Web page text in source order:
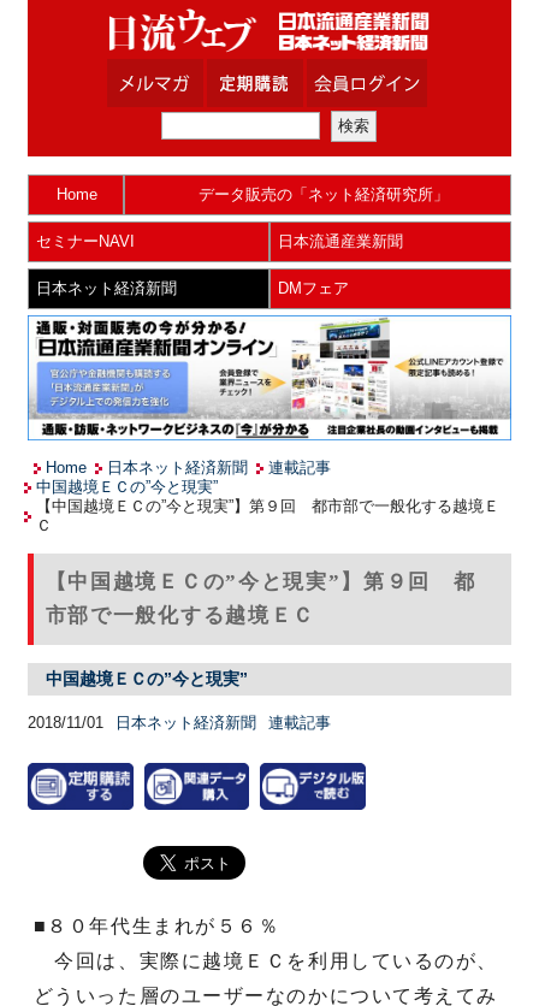
Home データ販売の「ネット経済研究所」
セミナーNAVI 日本流通産業新聞
日本ネット経済新聞 DMフェア
Home 日本ネット経済新聞
連載記事
中国越境ＥＣの”今と現実”
【中国越境ＥＣの”今と現実”】第９回 都市部で一般化する越境Ｅ
Ｃ
【中国越境ＥＣの”今と現実”】第９回 都
市部で一般化する越境ＥＣ
中国越境ＥＣの”今と現実”
2018/11/01 日本ネット経済新聞 連載記事
■８０年代生まれが５６％
今回は、実際に越境ＥＣを利用しているのが、
どういった層のユーザーなのかについて考えてみ